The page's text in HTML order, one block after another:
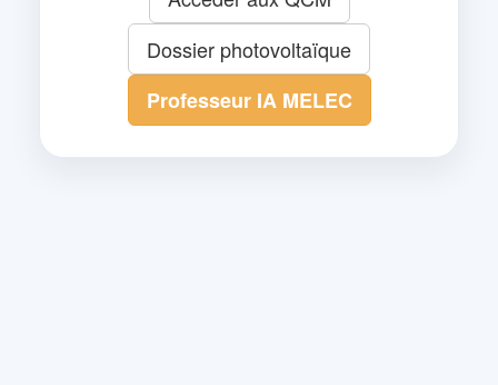
Dossier photovoltaïque
Professeur IA MELEC